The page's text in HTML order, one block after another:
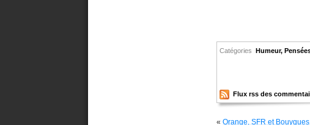
Catégories Humeur,
Flux rss des
«Orange, SFR et